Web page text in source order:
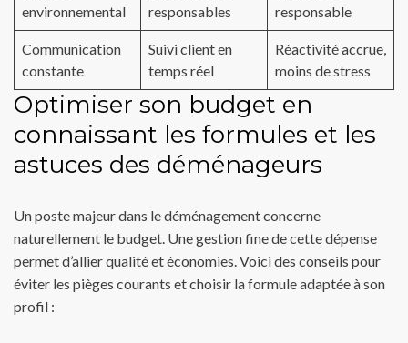
environnemental
responsables
responsable
Communication
constante
Suivi client en
temps réel
Réactivité accrue,
moins de stress
Optimiser son budget en
connaissant les formules et les
astuces des déménageurs
Un poste majeur dans le déménagement concerne
naturellement le budget. Une gestion fine de cette dépense
permet d’allier qualité et économies. Voici des conseils pour
éviter les pièges courants et choisir la formule adaptée à son
profil :